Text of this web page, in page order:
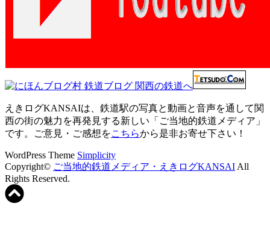
えきログKANSAIは、鉄道駅の写真と動画と音声を通して関
西の街の魅力を再発見する新しい「ご当地的鉄道メディア」
です。ご意見・ご感想をこちらから是非お寄せ下さい！
WordPress Theme Simplicity
Copyright© ご当地的鉄道メディア・えきログKANSAI All
Rights Reserved.